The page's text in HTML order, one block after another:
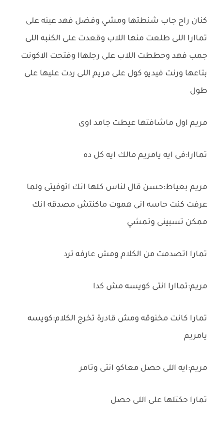
كنان راح جاب شنطتها ومشي وفضل فهد عينه على
تماارا اللى طلعت منها اللاب وقعدت على الكنبه اللى
جمب فهد وحططت اللاب على رجلهاا وفتحت الاكونت
بتاعها ورنت فيديو كول على مريم اللى ردت عليها على
طول
مريم اول ماشافتها عيطت جامد اوى
تماارا:فى ايه يامريم مالك ايه كل ده
مريم بعياط:حسن قال لناس كلها انك اتوفيتى ولما
عرفت كنت حاسه انى هموت ماكنتش مصدقه انك
ممكن تسبينى وتمشي
تمارا اتصدمت من الكلام ومش عارفه ترد
مريم:تماارا انتى كويسه مش كدا
تمارا كانت مخنوقه ومش قادرة تخرج الكلام:كويسه
يامريم
مريم:ايه اللى حصل معاكو انتى وتامر
تمارا حكتلها على اللى حصل